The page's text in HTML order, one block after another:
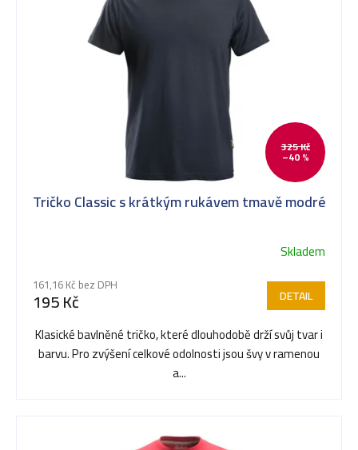
325 Kč
–40 %
Tričko Classic s krátkým rukávem tmavě modré
Skladem
161,16 Kč bez DPH
195 Kč DETAIL
Klasické bavlněné tričko, které dlouhodobě drží svůj tvar i
barvu. Pro zvýšení celkové odolnosti jsou švy v ramenou
a...